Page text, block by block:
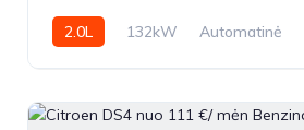
2.0L 132kW Automatinė